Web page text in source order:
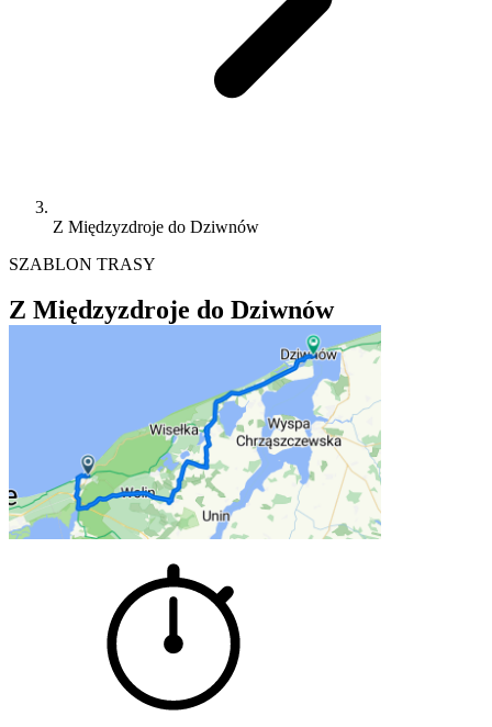
Z Międzyzdroje do Dziwnów
SZABLON TRASY
Z Międzyzdroje do Dziwnów